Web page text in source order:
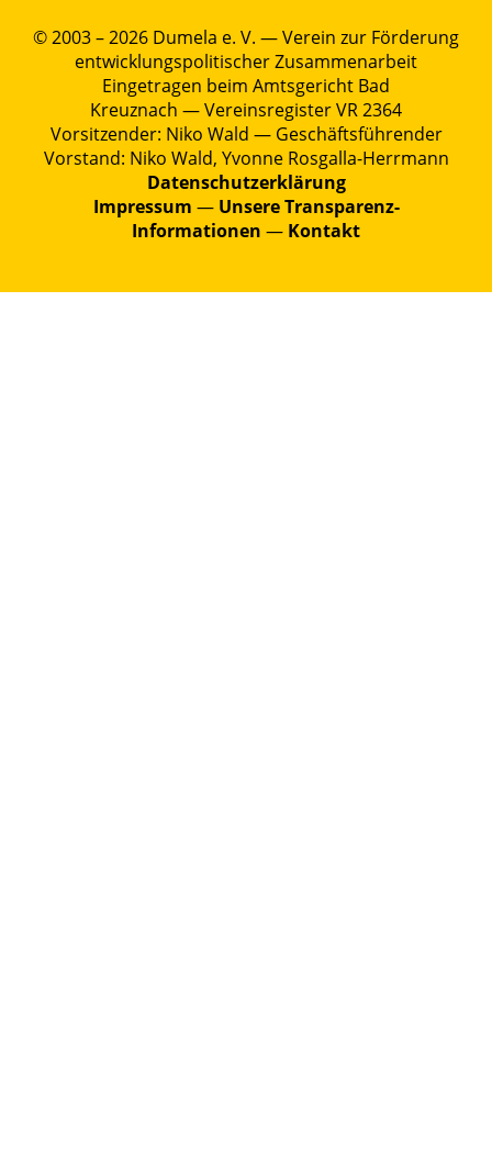
© 2003 – 2026 Dumela e. V. — Verein zur Förderung
entwicklungspolitischer Zusammenarbeit
Eingetragen beim Amtsgericht Bad
Kreuznach — Vereinsregister VR 2364
Vorsitzender: Niko Wald — Geschäftsführender
Vorstand: Niko Wald, Yvonne Rosgalla-Herrmann
Datenschutzerklärung
Impressum — Unsere Transparenz-
Informationen — Kontakt